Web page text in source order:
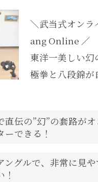
＼武当式オンラ
ang Online ／
東洋一美しい幻
極拳と八段錦が
直伝の”幻”の套路が
ーできる！
ングルで、非常に見
！